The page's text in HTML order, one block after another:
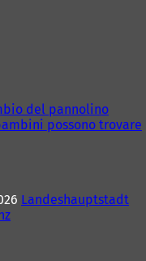
del pannolino
possono trovare
Landeshauptstadt